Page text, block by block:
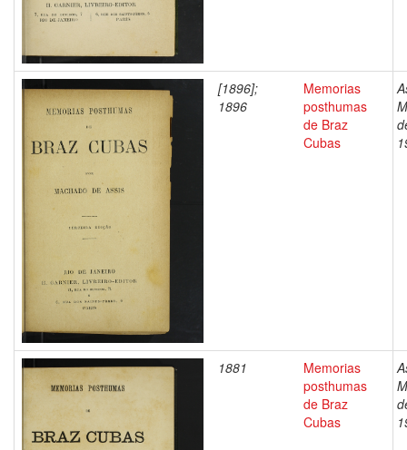
[1896];
1896
Memorias
posthumas
de Braz
Cubas
1881
Memorias
posthumas
de Braz
Cubas